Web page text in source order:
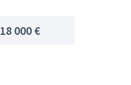
18 000 €